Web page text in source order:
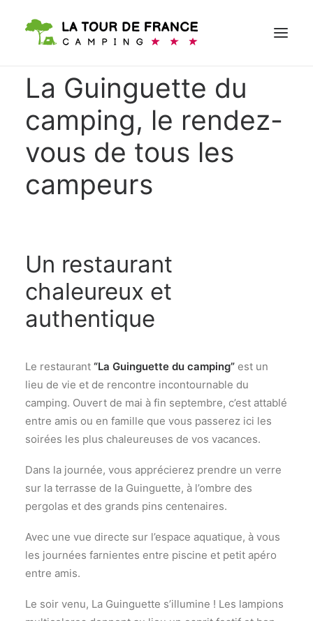
RÉSERVER
La Guinguette du
camping, le rendez-
vous de tous les
campeurs
Un restaurant
chaleureux et
authentique
Le restaurant “La Guinguette du camping” est un
lieu de vie et de rencontre incontournable du
camping. Ouvert de mai à fin septembre, c’est attablé
entre amis ou en famille que vous passerez ici les
soirées les plus chaleureuses de vos vacances.
Dans la journée, vous apprécierez prendre un verre
sur la terrasse de la Guinguette, à l’ombre des
pergolas et des grands pins centenaires.
Avec une vue directe sur l’espace aquatique, à vous
les journées farnientes entre piscine et petit apéro
entre amis.
Le soir venu, La Guinguette s’illumine ! Les lampions